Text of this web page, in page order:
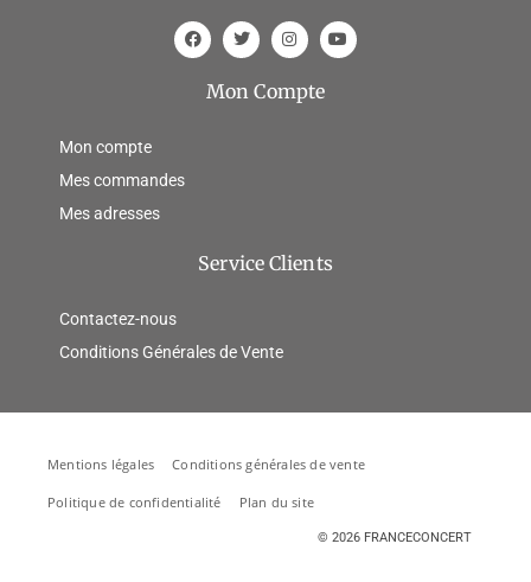
Mon Compte
Mon compte
Mes commandes
Mes adresses
Service Clients
Contactez-nous
Conditions Générales de Vente
Mentions légales Conditions générales de vente
Politique de confidentialité Plan du site
© 2026 FRANCECONCERT